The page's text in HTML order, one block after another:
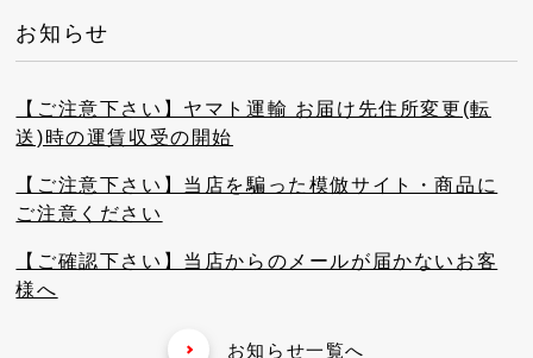
お知らせ
【ご注意下さい】ヤマト運輸 お届け先住所変更(転
送)時の運賃収受の開始
【ご注意下さい】当店を騙った模倣サイト・商品に
ご注意ください
【ご確認下さい】当店からのメールが届かないお客
様へ
お知らせ一覧へ